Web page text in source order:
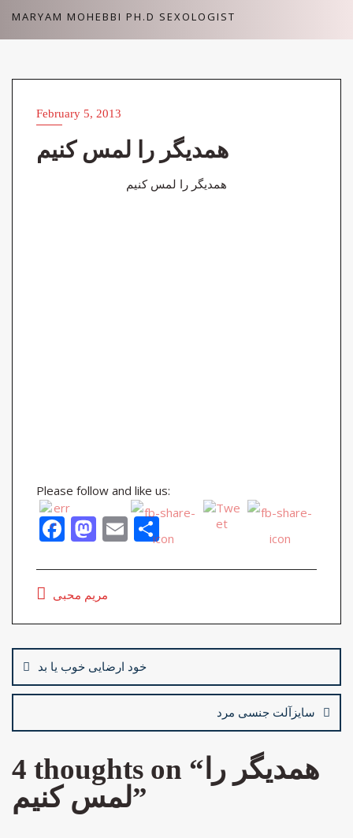
SkipMARYAM MOHEBBI PH.D SEXOLOGIST
February 5, 2013
همدیگر را لمس کنیم
همدیگر را لمس کنیم
Please follow and like us:
F
ac
e
b
o
o
k
M
as
to
d
o
n
E
m
ai
S
h
ar مریم محبی
navigation
خود ارضایی خوب یا بد
سایزآلت جنسی مرد
4 thoughts on “ همدیگر را
لمس کنیم”